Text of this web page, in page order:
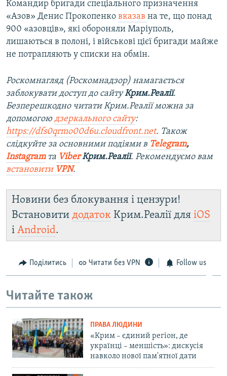
Командир бригади спеціального призначення
«Азов» Денис Прокопенко вказав на те, що понад
900 «азовців», які обороняли Маріуполь,
лишаються в полоні, і військові цієї бригади майже
не потрапляють у списки на обмін.
Роскомнагляд (Роскомнадзор) намагається
заблокувати доступ до сайтуКрим.Реалії.
Безперешкодно читати Крим.Реалії можна за
допомогою дзеркального сайту:
https://dfs0qrmo00d6u.cloudfront.net. Також
слідкуйте за основними подіями в Telegram,
Instagramта ViberКрим.Реалії. Рекомендуємо вам
встановити VPN.
Новини без блокування і цензури!
Встановити додаток Крим.Реалії для iOS
і Android.
Поділитись Читати без VPN Follow us
Читайте також
ПРАВА ЛЮДИНИ
«Крим – єдиний регіон, де
українці – меншість»: дискусія
навколо нової пам'ятної дати